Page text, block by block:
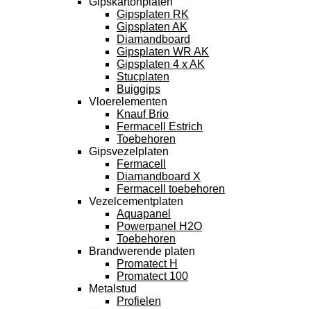
Gipsplaten RK
Gipsplaten AK
Diamandboard
Gipsplaten WR AK
Gipsplaten 4 x AK
Stucplaten
Buiggips
Vloerelementen
Knauf Brio
Fermacell Estrich
Toebehoren
Gipsvezelplaten
Fermacell
Diamandboard X
Fermacell toebehoren
Vezelcementplaten
Aquapanel
Powerpanel H2O
Toebehoren
Brandwerende platen
Promatect H
Promatect 100
Metalstud
Profielen